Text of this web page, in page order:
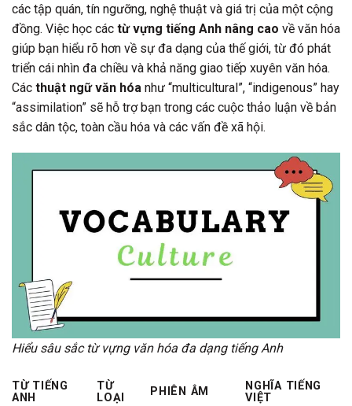
các tập quán, tín ngưỡng, nghệ thuật và giá trị của một cộng
đồng. Việc học các từ vựng tiếng Anh nâng cao về văn hóa
giúp bạn hiểu rõ hơn về sự đa dạng của thế giới, từ đó phát
triển cái nhìn đa chiều và khả năng giao tiếp xuyên văn hóa.
Các thuật ngữ văn hóa như “multicultural”, “indigenous” hay
“assimilation” sẽ hỗ trợ bạn trong các cuộc thảo luận về bản
sắc dân tộc, toàn cầu hóa và các vấn đề xã hội.
Hiểu sâu sắc từ vựng văn hóa đa dạng tiếng Anh
TỪ TIẾNG
ANH
TỪ
LOẠI
PHIÊN ÂM
NGHĨA TIẾNG
VIỆT